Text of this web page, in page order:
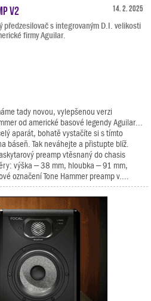
14. 2. 2025
V2
předzesilovač s integrovaným D.I. velikosti
firmy Aguilar.
tady novou, vylepšenou verzi
od americké basové legendy Aguilar...
aparát, bohatě vystačíte si s tímto
báseň. Tak neváhejte a přistupte blíž.
preamp vtěsnaný do chasis
výška – 38 mm, hloubka – 91 mm,
označení Tone Hammer preamp v....